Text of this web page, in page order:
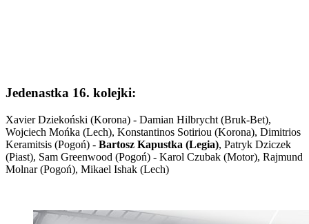
Jedenastka 16. kolejki:
Xavier Dziekoński (Korona) - Damian Hilbrycht (Bruk-Bet),
Wojciech Mońka (Lech), Konstantinos Sotiriou (Korona), Dimitrios
Keramitsis (Pogoń) - Bartosz Kapustka (Legia), Patryk Dziczek
(Piast), Sam Greenwood (Pogoń) - Karol Czubak (Motor), Rajmund
Molnar (Pogoń), Mikael Ishak (Lech)